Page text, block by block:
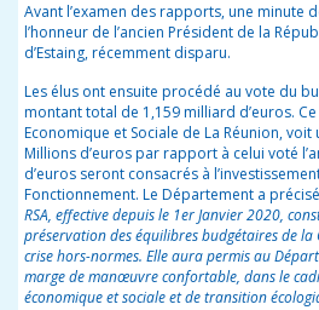
Avant l’examen des rapports, une minute
l’honneur de l’ancien Président de la
d’Estaing, récemment disparu.
Les élus ont ensuite procédé au vote du
montant total de 1,159 milliard d’euros.
Economique et Sociale de La Réunion,
Millions d’euros par rapport à celui voté
d’euros seront consacrés à
Fonctionnement. Le Département a
RSA, effective depuis le 1er Janvier 2020,
préservation des équilibres budgétaires de la
crise hors-normes. Elle aura permis au
marge de manœuvre confortable, dans le
économique et sociale et de transition